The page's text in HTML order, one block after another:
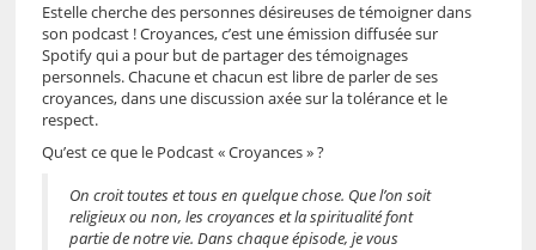
Estelle cherche des personnes désireuses de témoigner dans
son podcast ! Croyances, c’est une émission diffusée sur
Spotify qui a pour but de partager des témoignages
personnels. Chacune et chacun est libre de parler de ses
croyances, dans une discussion axée sur la tolérance et le
respect.
Qu’est ce que le Podcast « Croyances » ?
On croit toutes et tous en quelque chose. Que l’on soit
religieux ou non, les croyances et la spiritualité font
partie de notre vie. Dans chaque épisode, je vous